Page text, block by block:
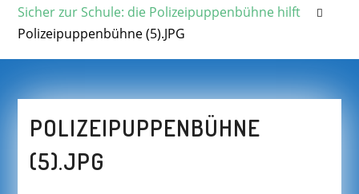
Sicher zur Schule: die Polizeipuppenbühne hilft
Polizeipuppenbühne (5).JPG
POLIZEIPUPPENBÜHNE
(5).JPG